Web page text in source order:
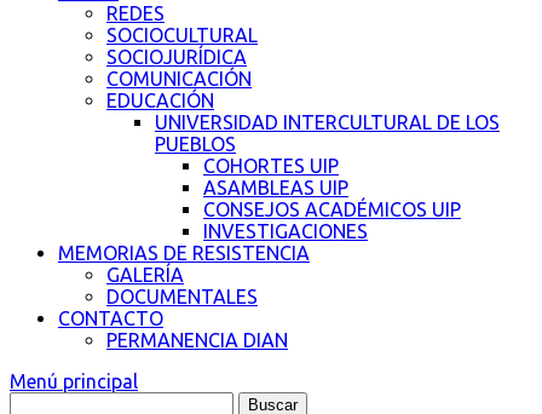
REDES
SOCIOCULTURAL
SOCIOJURÍDICA
COMUNICACIÓN
EDUCACIÓN
UNIVERSIDAD INTERCULTURAL DE LOS
PUEBLOS
COHORTES UIP
ASAMBLEAS UIP
CONSEJOS ACADÉMICOS UIP
INVESTIGACIONES
MEMORIAS DE RESISTENCIA
GALERÍA
DOCUMENTALES
CONTACTO
PERMANENCIA DIAN
Menú principal